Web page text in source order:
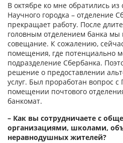
В октябре ко мне обратились из
Научного городка – отделение
прекращает работу. После
головным отделением банка мы
совещание. К сожалению,
помещения, где потенциально
подразделение Сбербанка.
решение о предоставлении
услуг. Был проработан вопрос
помещении почтового
банкомат.
– Как вы сотрудничаете с
организациями, школами,
неравнодушных жителей?